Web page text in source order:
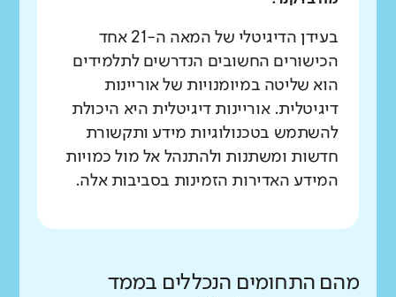
בעידן הדיגיטלי של המאה ה-21 אחד
הכישורים החשובים הנדרשים לתלמידים
הוא שליטה במיומנויות של אוריינות
דיגיטלית. אוריינות דיגיטלית היא היכולת
להשתמש בטכנולוגיות מידע ותקשורת
חדשות ומשתנות ולהתנהל אל מול כמויות
המידע האדירות הזמינות בסביבות אלה.
מהם התחומים הנכללים בממד